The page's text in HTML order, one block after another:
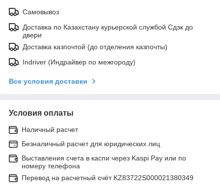
Самовывоз
Доставка по Казахстану курьерской службой Сдэк до
двери
Доставка казпочтой (до отделения казпочты)
Indriver (Индрайвер по межгороду)
Все условия доставки
Условия оплаты
Наличный расчет
Безналичный расчет для юридических лиц
Выставления счета в каспи через Kaspi Pay или по
номеру телефона
Перевод на расчетный счёт KZ83722S000021380349